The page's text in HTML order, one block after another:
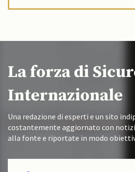
La forza di
Internazionale
Una redazione di esperti e un sito
costantemente aggiornato con
alla fonte e riportate in modo